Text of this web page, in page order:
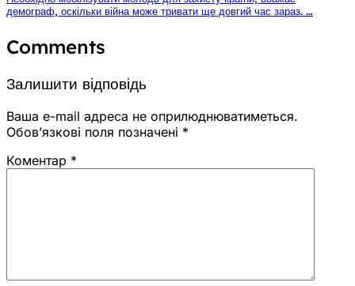
демограф, оскільки війна може тривати ще довгий час зараз. …
Comments
Залишити відповідь
Ваша e-mail адреса не оприлюднюватиметься.
Обов’язкові поля позначені *
Коментар *